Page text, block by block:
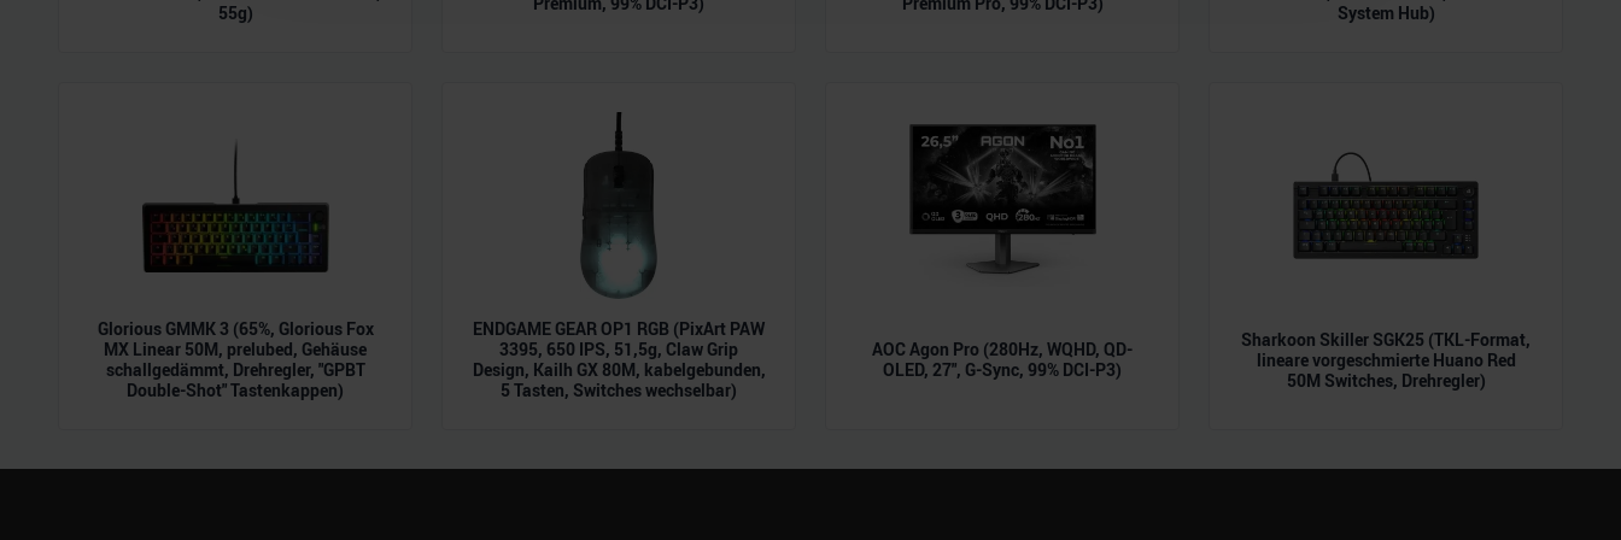
55g)
System Hub)
Glorious GMMK 3 (65%, Glorious Fox
MX Linear 50M, prelubed, Gehäuse
schallgedämmt, Drehregler, "GPBT
Double-Shot" Tastenkappen)
ENDGAME GEAR OP1 RGB (PixArt PAW
3395, 650 IPS, 51,5g, Claw Grip
Design, Kailh GX 80M, kabelgebunden,
5 Tasten, Switches wechselbar)
AOC Agon Pro (280Hz, WQHD, QD-
OLED, 27", G-Sync, 99% DCI-P3)
Sharkoon Skiller SGK25 (TKL-Format,
lineare vorgeschmierte Huano Red
50M Switches, Drehregler)